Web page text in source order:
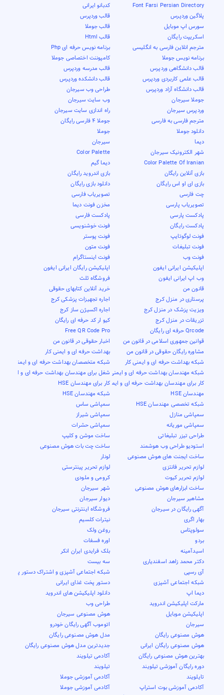
Font Farsi Persian Directory
کدبانو ایرانی
پلاگین وردپرس
قالب وردپرس
سورس اپ موبایل
قالب جوملا
اسکریپت رایگان
قالب Html
مترجم انلاین فارسی به انگلیسی
برنامه نویس حرفه ای Php
برنامه نویس جوملا
کامپوننت اختصاصی جوملا
قالب دانشگاهی وردپرس
قالب مدرسه وردپرس
قالب علمی کاربردی وردپرس
قالب دانشکده وردپرس
قالب دانشگاه آزاد وردپرس
طراحی وب سیرجان
جوملا سیرجان
وب سایت سیرجان
وردپرس سیرجان
راه اندازی سایت سیرجان
مترجم فارسی به فارسی
جوملا 4 فارسی رایگان
دانلود جوملا
جوملا
دیما
سیرجان
شهر الکترونیک سیرجان
Color Palette
Color Palette Of Iranian
دیما گیم
بازی آنلاین رایگان
بازی اندروید رایگان
بازی ای او اس رایگان
دانلود بازی رایگان
چت فارسی
تصویریاب فارسی
تصویریاب پارسی
مخزن فونت دیما
پادکست پارسی
پادکست فارسی
پادکست رایگان
فونت خوشنویسی
فونت لوگوتایپ
فونت پوستر
فونت تبلیغات
فونت متون
فونت وب
فونت اینستاگرام
اپلیکیشن ایرانی ایفون
اپلیکیشن رایگان ایرانی ایفون
وب اپ ایرانی ایفون
فروشگاه ثلث
قانون من
خرید آنلاین کتابهای حقوقی
پرستاری در منزل کرج
اجاره تجهیزات پزشکی کرج
ویزیت پزشک در منزل کرج
اجاره اکسیژن ساز کرج
تزریقات در منزل کرج
کیو ار کد حرفه ای رایگان
Qrcode حرفه ای رایگان
Free QR Code Pro
قوانین جمهوری اسلامی در قانون من
اخبار حقوقی در قانون من
مشاوره رایگان حقوقی در قانون من
بهداشت حرفه ای و ایمنی کار
شبکه بهداشت حرفه ای و ایمنی کار
شبکه متخصصان بهداشت حرفه ای و ایمنی کار
شبکه مهندسان بهداشت حرفه ای و ایمنی کارشغل برای مهندسان بهداشت حرفه ای و ایمنی
کار برای مهندسان بهداشت حرفه ای و ایمنی کارکار برای مهندسان HSE
مهندسان HSE
شبکه مهندسان HSE
شبکه تخصصی مهندسان HSE
سمپاشی ساس
سمپاشی منازل
سمپاشی شیراز
سمپاشی موریانه
سمپاشی حشرات
طراحی تیزر تبلیغاتی
ساخت موشن و کلیپ
استودیو طراحی وب هوشمند
ساخت چت بات هوش مصنوعی
ساخت ایجنت های هوش مصنوعی
لونار
لوازم تحریر فانتزی
لوازم تحریر پینترستی
لوازم تحریر کیوت
کرومی و ملودی
ساخت ابزارهای هوش مصنوعی
شهر سیرجان
مشاهیر سیرجان
دیوار سیرجان
آگهی رایگان در سیرجان
فروشگاه اینترنتی سیرجان
بهار اگری
نیترات کلسیم
سولوپتاس
روغن ولک
بردو
اوره فسفات
اسیدآمینه
بلک فرایدی ایران انکر
دکتر محمد زاهد اسفندیاری
سه بیست
آی رسپی
شبکه اجتماعی آشپزی و اشتراک دستور پخت
شبکه اجتماعی آشپزی
دستور پخت غذای ایرانی
دیما اپ
دانلود اپلیکیشن های اندروید
مارکت اپلیکیشن اندروید
طراحی وب
اپلیکیشن موبایل
هوش مصنوعی سیرجان
سیرجان
اتوموب آگهی رایگان خودرو
هوش مصنوعی رایگان
مدل هوش مصنوعی رایگان
هوش مصنوعی رایگان ایرانی
جدیدترین مدل هوش مصنوعی رایگان
بهترین هوش مصنوعی رایگان
آکادمی تیلویند
دوره رایگان آموزشی تیلویند
تیلویند
تایلویند
آکادمی آموزشی جوملا
آکادمی آموزشی بوت استراپ
آکادمی آموزشی جوملا